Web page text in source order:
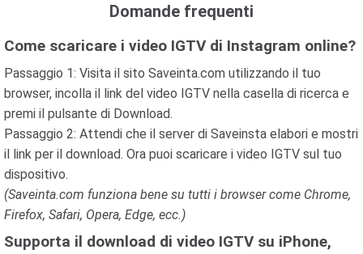
Domande frequenti
Come scaricare i video IGTV di Instagram online?
Passaggio 1: Visita il sito Saveinta.com utilizzando il tuo
browser, incolla il link del video IGTV nella casella di ricerca e
premi il pulsante di Download.
Passaggio 2: Attendi che il server di Saveinsta elabori e mostri
il link per il download. Ora puoi scaricare i video IGTV sul tuo
dispositivo.
(Saveinta.com funziona bene su tutti i browser come Chrome,
Firefox, Safari, Opera, Edge, ecc.)
Supporta il download di video IGTV su iPhone,